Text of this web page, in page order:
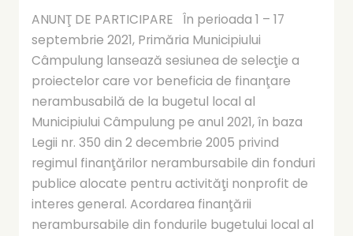
ANUNŢ DE PARTICIPARE În perioada 1 – 17
septembrie 2021, Primăria Municipiului
Câmpulung lansează sesiunea de selecţie a
proiectelor care vor beneficia de finanţare
nerambusabilă de la bugetul local al
Municipiului Câmpulung pe anul 2021, în baza
Legii nr. 350 din 2 decembrie 2005 privind
regimul finanţărilor nerambursabile din fonduri
publice alocate pentru activităţi nonprofit de
interes general. Acordarea finanţării
nerambursabile din fondurile bugetului local al